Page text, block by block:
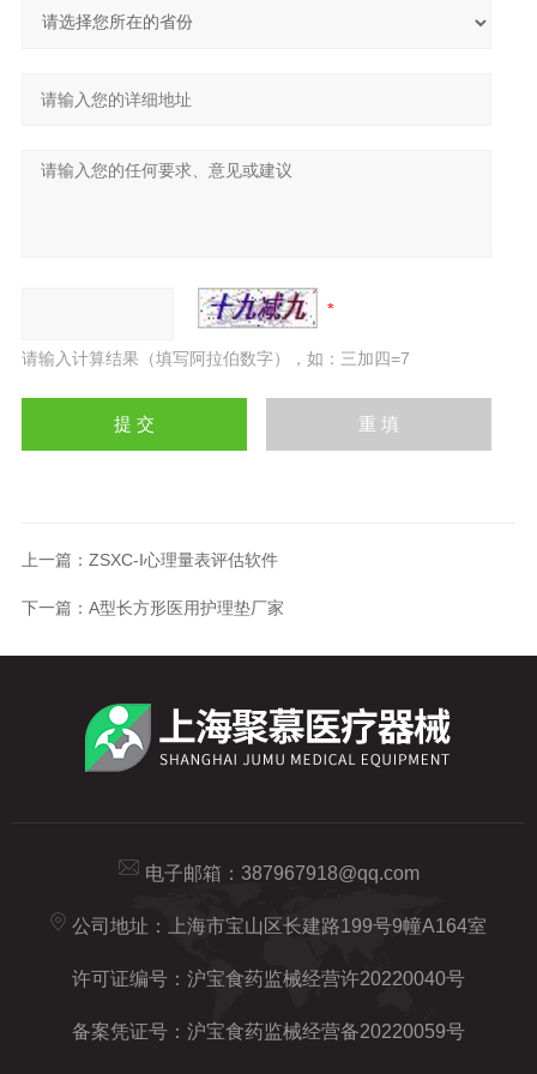
请输入计算结果（填写阿拉伯数字），如：三加四=7
上一篇： ZSXC-I心理量表评估软件
下一篇： A型长方形医用护理垫厂家
电子邮箱： 387967918@qq.com
公司地址：上海市宝山区长建路199号9幢A164室
许可证编号：沪宝食药监械经营许20220040号
备案凭证号：沪宝食药监械经营备20220059号